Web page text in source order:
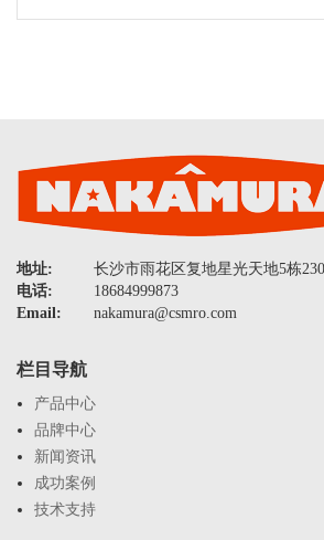
地址:
长沙市雨花区复地星光天地5栋
电话:
18684999873
Email:
nakamura@csmro.com
栏目导航
产品中心
品牌中心
新闻资讯
成功案例
技术支持